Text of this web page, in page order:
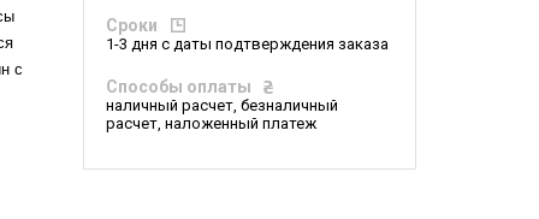
Сроки
1-3 дня с даты подтверждения заказа
Способы оплаты
наличный расчет, безналичный
расчет, наложенный платеж
с